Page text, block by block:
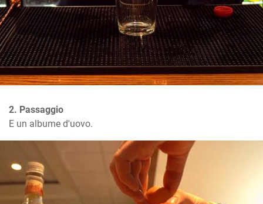
2. Passaggio
E un albume d'uovo.